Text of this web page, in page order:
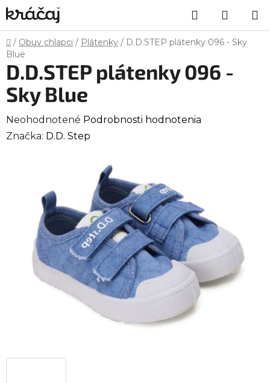
Prejsť
na
obsah
Hľadať
KOŠÍK
Domov
/ Obuv chlapci / Plátenky / D.D.STEP plátenky 096 - Sky
Blue
D.D.STEP plátenky 096 -
Sky Blue
Priemerné
hodnotenie
hviezdičiek.
Neohodnotené Podrobnosti hodnotenia
Značka: D.D. Step